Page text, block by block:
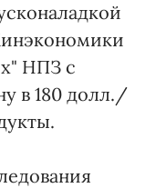
НПЗ с
в 180 долл./